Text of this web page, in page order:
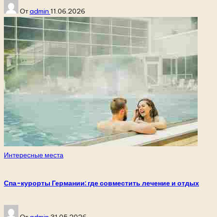
Запись
от
Отadmin 11.06.2026
Опубликовано
Интересные места
Спа-курорты Германии: где совместить лечение и отдых
Запись